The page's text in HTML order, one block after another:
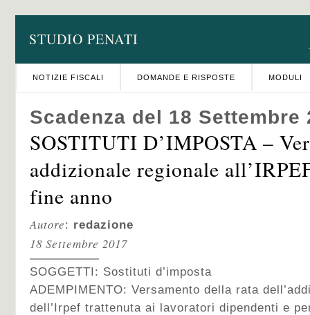
STUDIO PENATI
NOTIZIE FISCALI DOMANDE E RISPOSTE MODULI
Scadenza del 18 Settembre
SOSTITUTI D’IMPOSTA –
addizionale regionale
fine anno
Autore: redazione
18 Settembre 2017
SOGGETTI: Sostituti d’imposta
ADEMPIMENTO: Versamento della rata
dell’Irpef trattenuta ai lavoratori dipendenti e